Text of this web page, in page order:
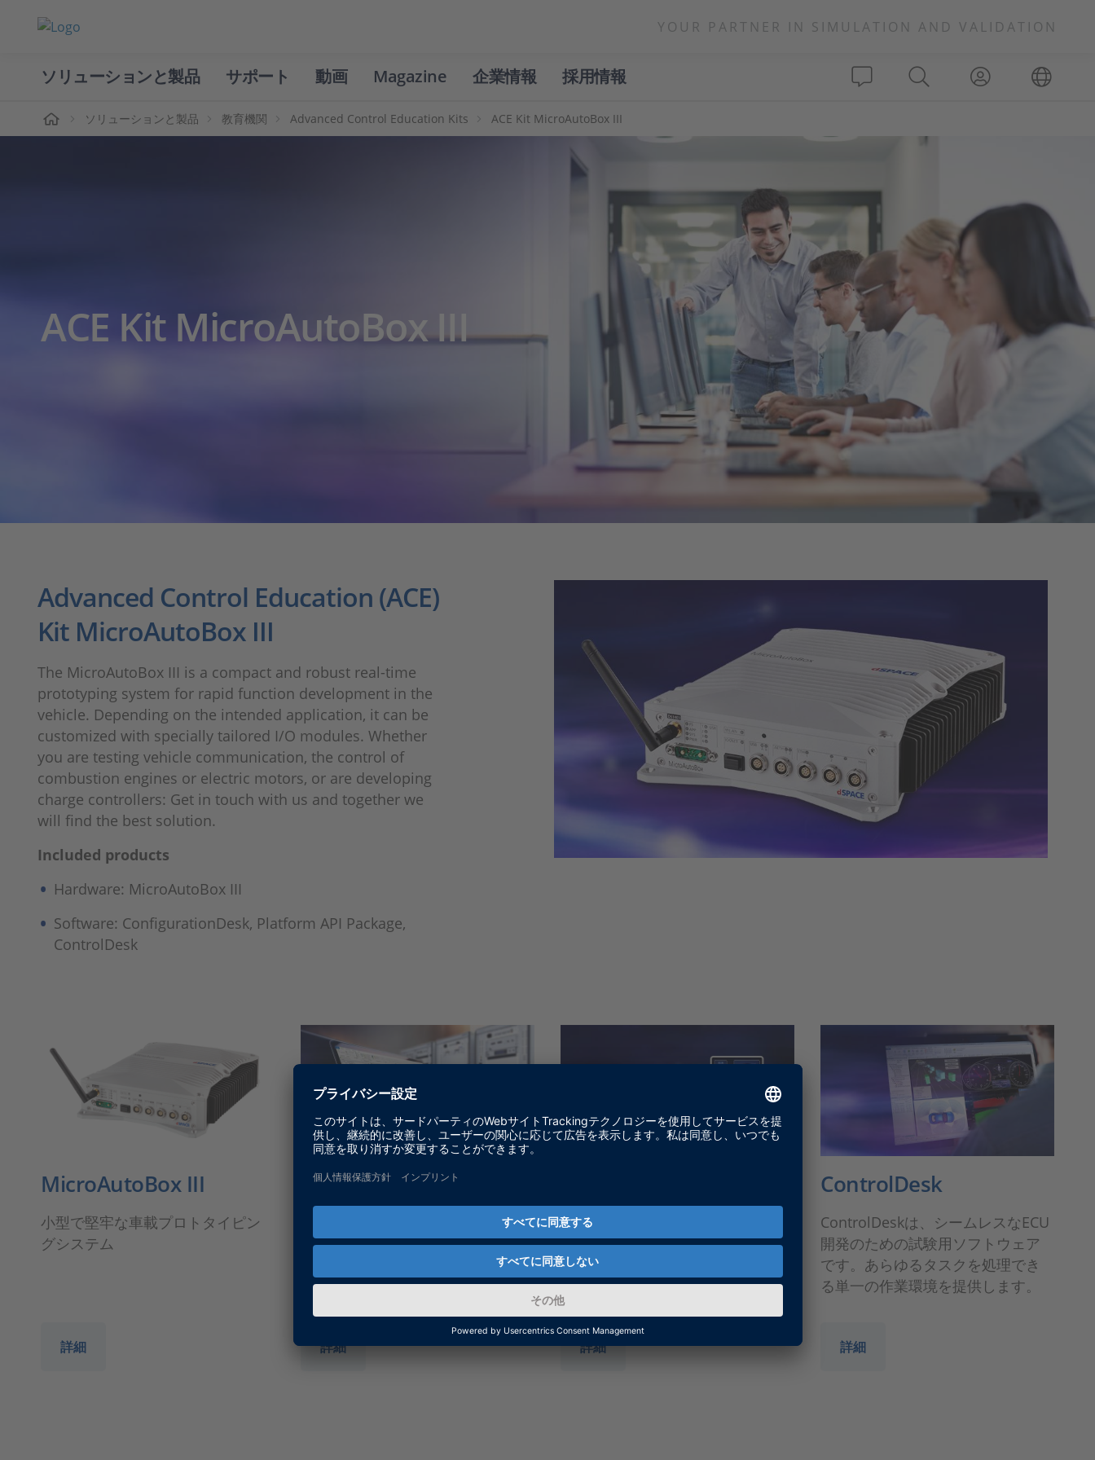
YOUR PARTNER IN SIMULATION AND VALIDATION
ソリューションと製品 サポート 動画 Magazine 企業情報 採用情報
ソリューションと製品 教育機関 Advanced Control Education Kits ACE Kit MicroAutoBox III
ACE Kit MicroAutoBox III
Advanced Control Education (ACE)
Kit MicroAutoBox III
The MicroAutoBox III is a compact and robust real-time
prototyping system for rapid function development in the
vehicle. Depending on the intended application, it can be
customized with specially tailored I/O modules. Whether
you are testing vehicle communication, the control of
combustion engines or electric motors, or are developing
charge controllers: Get in touch with us and together we
will find the best solution.
Included products
Hardware: MicroAutoBox III
Software: ConfigurationDesk, Platform API Package,
ControlDesk
MicroAutoBox III
小型で堅牢な車載プロトタイピン
グシステム
詳細
ConfigurationDesk
dSPACEリアルタイムハードウェア
に対応した設定および実装ソフト
詳細
dSPACEリアルタイムプラットフォ
ームおよびdSPACE VEOSへのアク
セス
詳細
ControlDesk
ControlDeskは、シームレスなECU
開発のための試験用ソフトウェア
です。あらゆるタスクを処理でき
る単一の作業環境を提供します。
詳細